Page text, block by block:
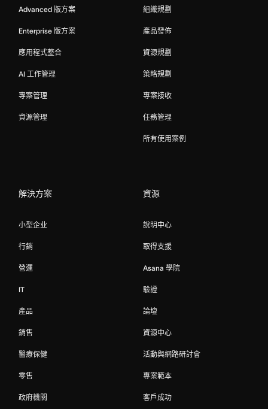
Advanced 版方案
Enterprise 版方案
應用程式整合
AI 工作管理
專案管理
資源管理
組織規劃
產品發佈
資源規劃
策略規劃
專案接收
任務管理
所有使用案例
解決方案
小型企业
行銷
營運
IT
產品
銷售
醫療保健
零售
政府機關
資源
說明中心
取得支援
Asana 學院
驗證
論壇
資源中心
活動與網路研討會
專案範本
客戶成功